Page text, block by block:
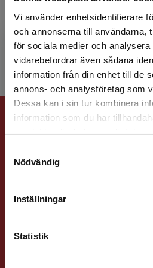
Vi använder enhetsidentifierare
och annonserna till användarna,
för sociala medier och
vidarebefordrar även sådana
information från din enhet till de
annons- och analysföretag som
Dessa kan i sin tur kombinera
information som du har
Nödvändig
Inställningar
Statistik
Begränsad
Det verkar som att du
studentlitteratur.se via en
Vi erbjuder inte leveranser
att kunna slutföra ett köp
förvaltning vid Göteborgs
gästforskare vid
och polisiär vet...